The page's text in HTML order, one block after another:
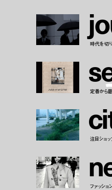
jo
時代を切
s
定番から
ci
注目ショ
n
ファッシ